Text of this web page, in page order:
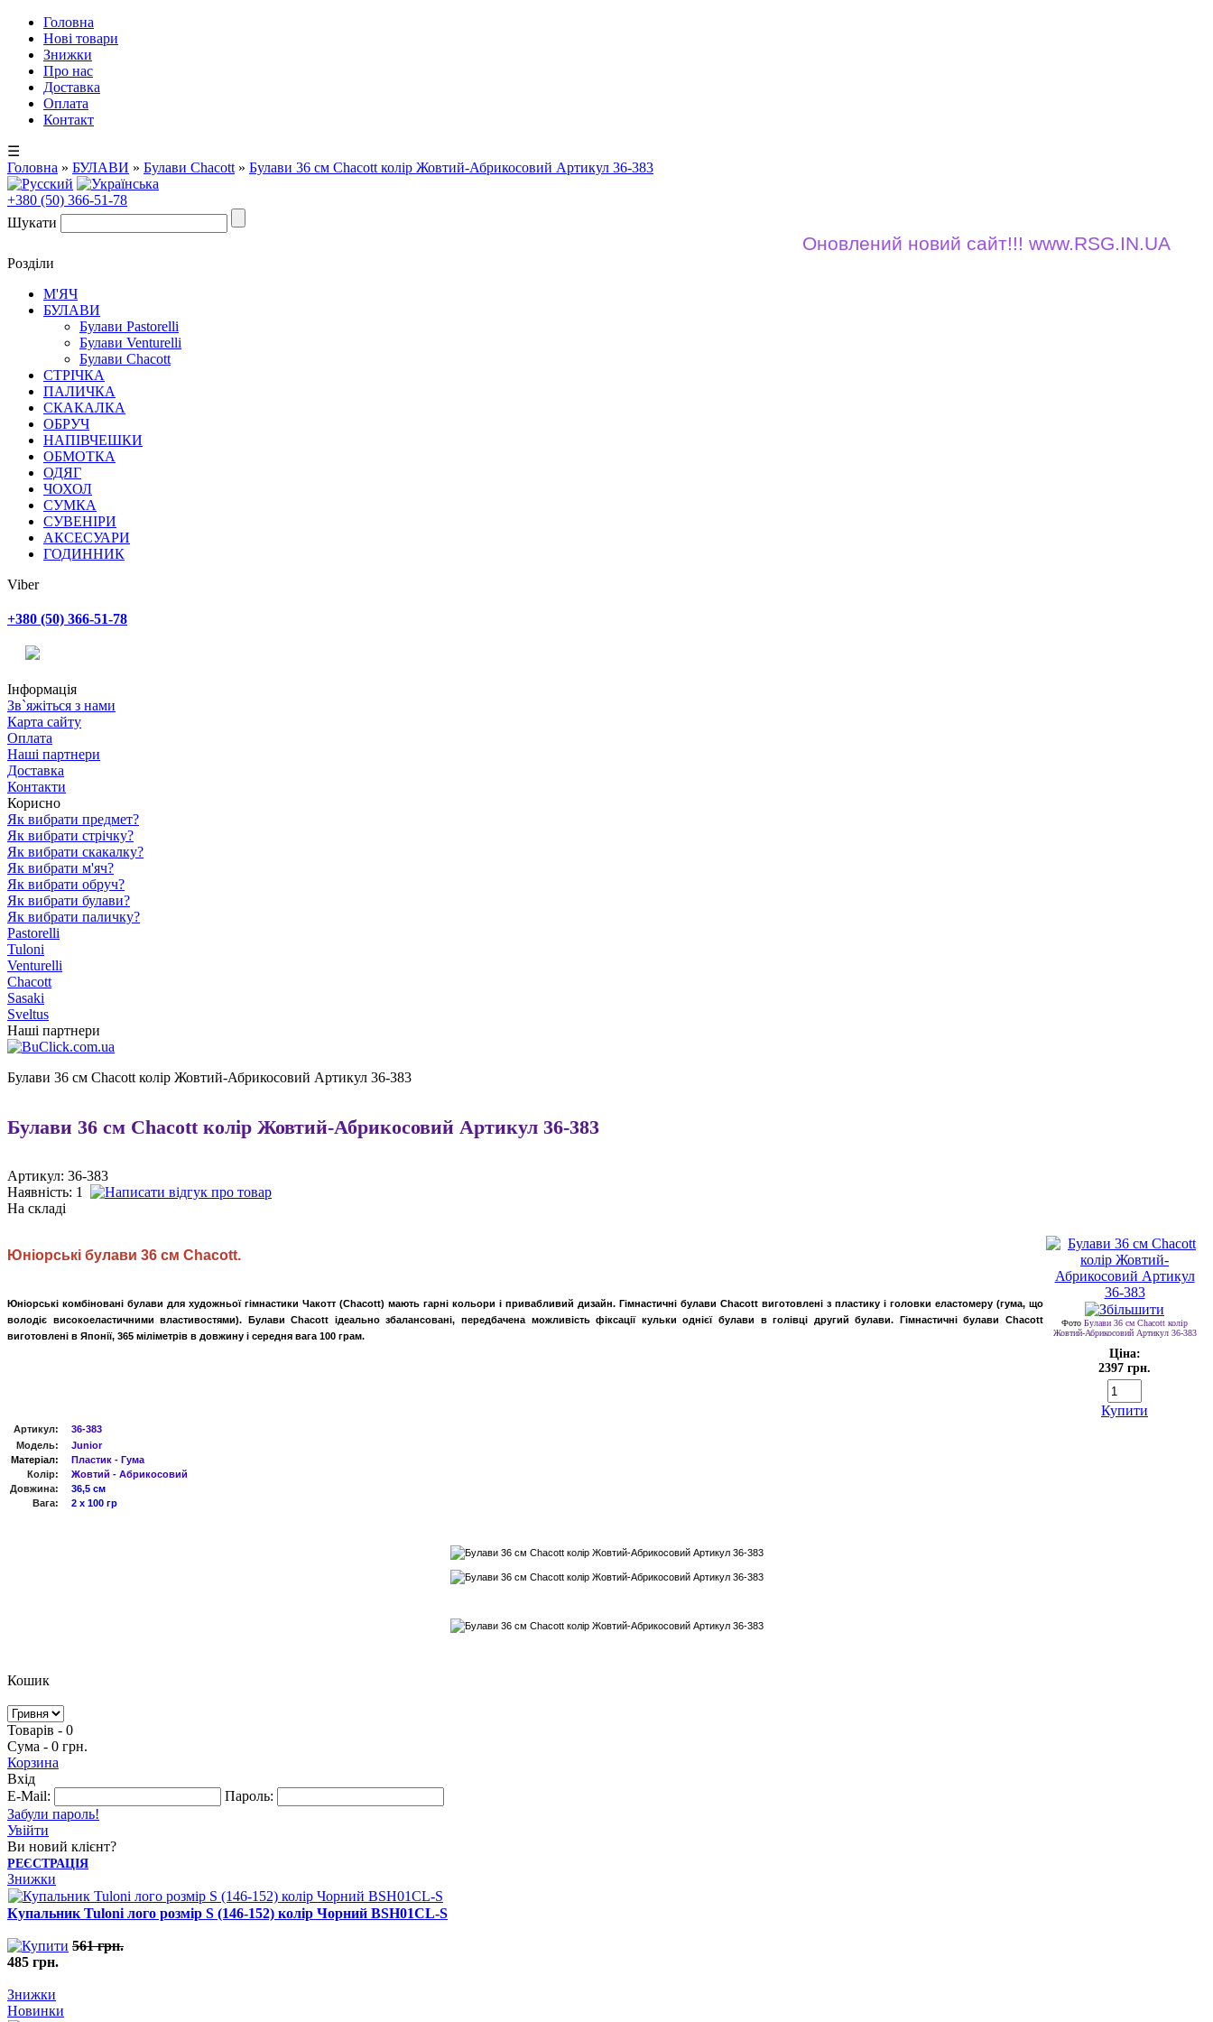
Головна
Нові товари
Знижки
Про нас
Доставка
Оплата
Контакт
☰
Головна » БУЛАВИ » Булави Chacott » Булави 36 cм Chacott колір Жовтий-Абрикосовий Артикул 36-383
+380 (50) 366-51-78
Шукати
Оновлений новий сайт!!! www.RSG.IN.UA
Розділи
М'ЯЧ
БУЛАВИ
Булави Pastorelli
Булави Venturelli
Булави Chacott
СТРІЧКА
ПАЛИЧКА
СКАКАЛКА
ОБРУЧ
НАПІВЧЕШКИ
ОБМОТКА
ОДЯГ
ЧОХОЛ
СУМКА
СУВЕНІРИ
АКСЕСУАРИ
ГОДИННИК
Viber
+380 (50) 366-51-78
Інформація
Зв`яжіться з нами
Карта сайту
Оплата
Наші партнери
Доставка
Контакти
Корисно
Як вибрати предмет?
Як вибрати стрічку?
Як вибрати скакалку?
Як вибрати м'яч?
Як вибрати обруч?
Як вибрати булави?
Як вибрати паличку?
Pastorelli
Tuloni
Venturelli
Chacott
Sasaki
Sveltus
Наші партнери
Булави 36 cм Chacott колір Жовтий-Абрикосовий Артикул 36-383
Булави 36 cм Chacott колір Жовтий-Абрикосовий Артикул 36-383
Артикул: 36-383
Наявність: 1
На складі
Фото Булави 36 cм Chacott колір
Жовтий-Абрикосовий Артикул 36-383
Ціна:
2397 грн.
Купити
Юніорські булави 36 см Chacott.
Юніорські комбіновані булави для художньої гімнастики Чакотт (Chacott) мають гарні кольори і привабливий дизайн. Гімнастичні булави Chacott виготовлені з пластику і головки еластомеру (гума, що
володіє високоеластичними властивостями). Булави Chacott ідеально збалансовані, передбачена можливість фіксації кульки однієї булави в голівці другий булави. Гімнастичні булави Chacott
виготовлені в Японії, 365 міліметрів в довжину і середня вага 100 грам.
Артикул:
36-383
Модель:
Junior
Матеріал:
Пластик - Гума
Колір:
Жовтий - Абрикосовий
Довжина:
36,5 см
Вага:
2 х 100 гр
Кошик
Товарів - 0
Сума - 0 грн.
Корзина
Вхід
E-Mail:
Пароль:
Забули пароль!
Увійти
Ви новий клієнт?
РЕЄСТРАЦІЯ
Знижки
Купальник Tuloni лого розмір S (146-152) колір Чорний BSH01CL-S
561 грн.
485 грн.
Знижки
Новинки